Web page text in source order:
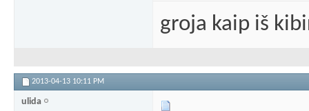
groja kaip iš
2013-04-13 10:11 PM
ulida